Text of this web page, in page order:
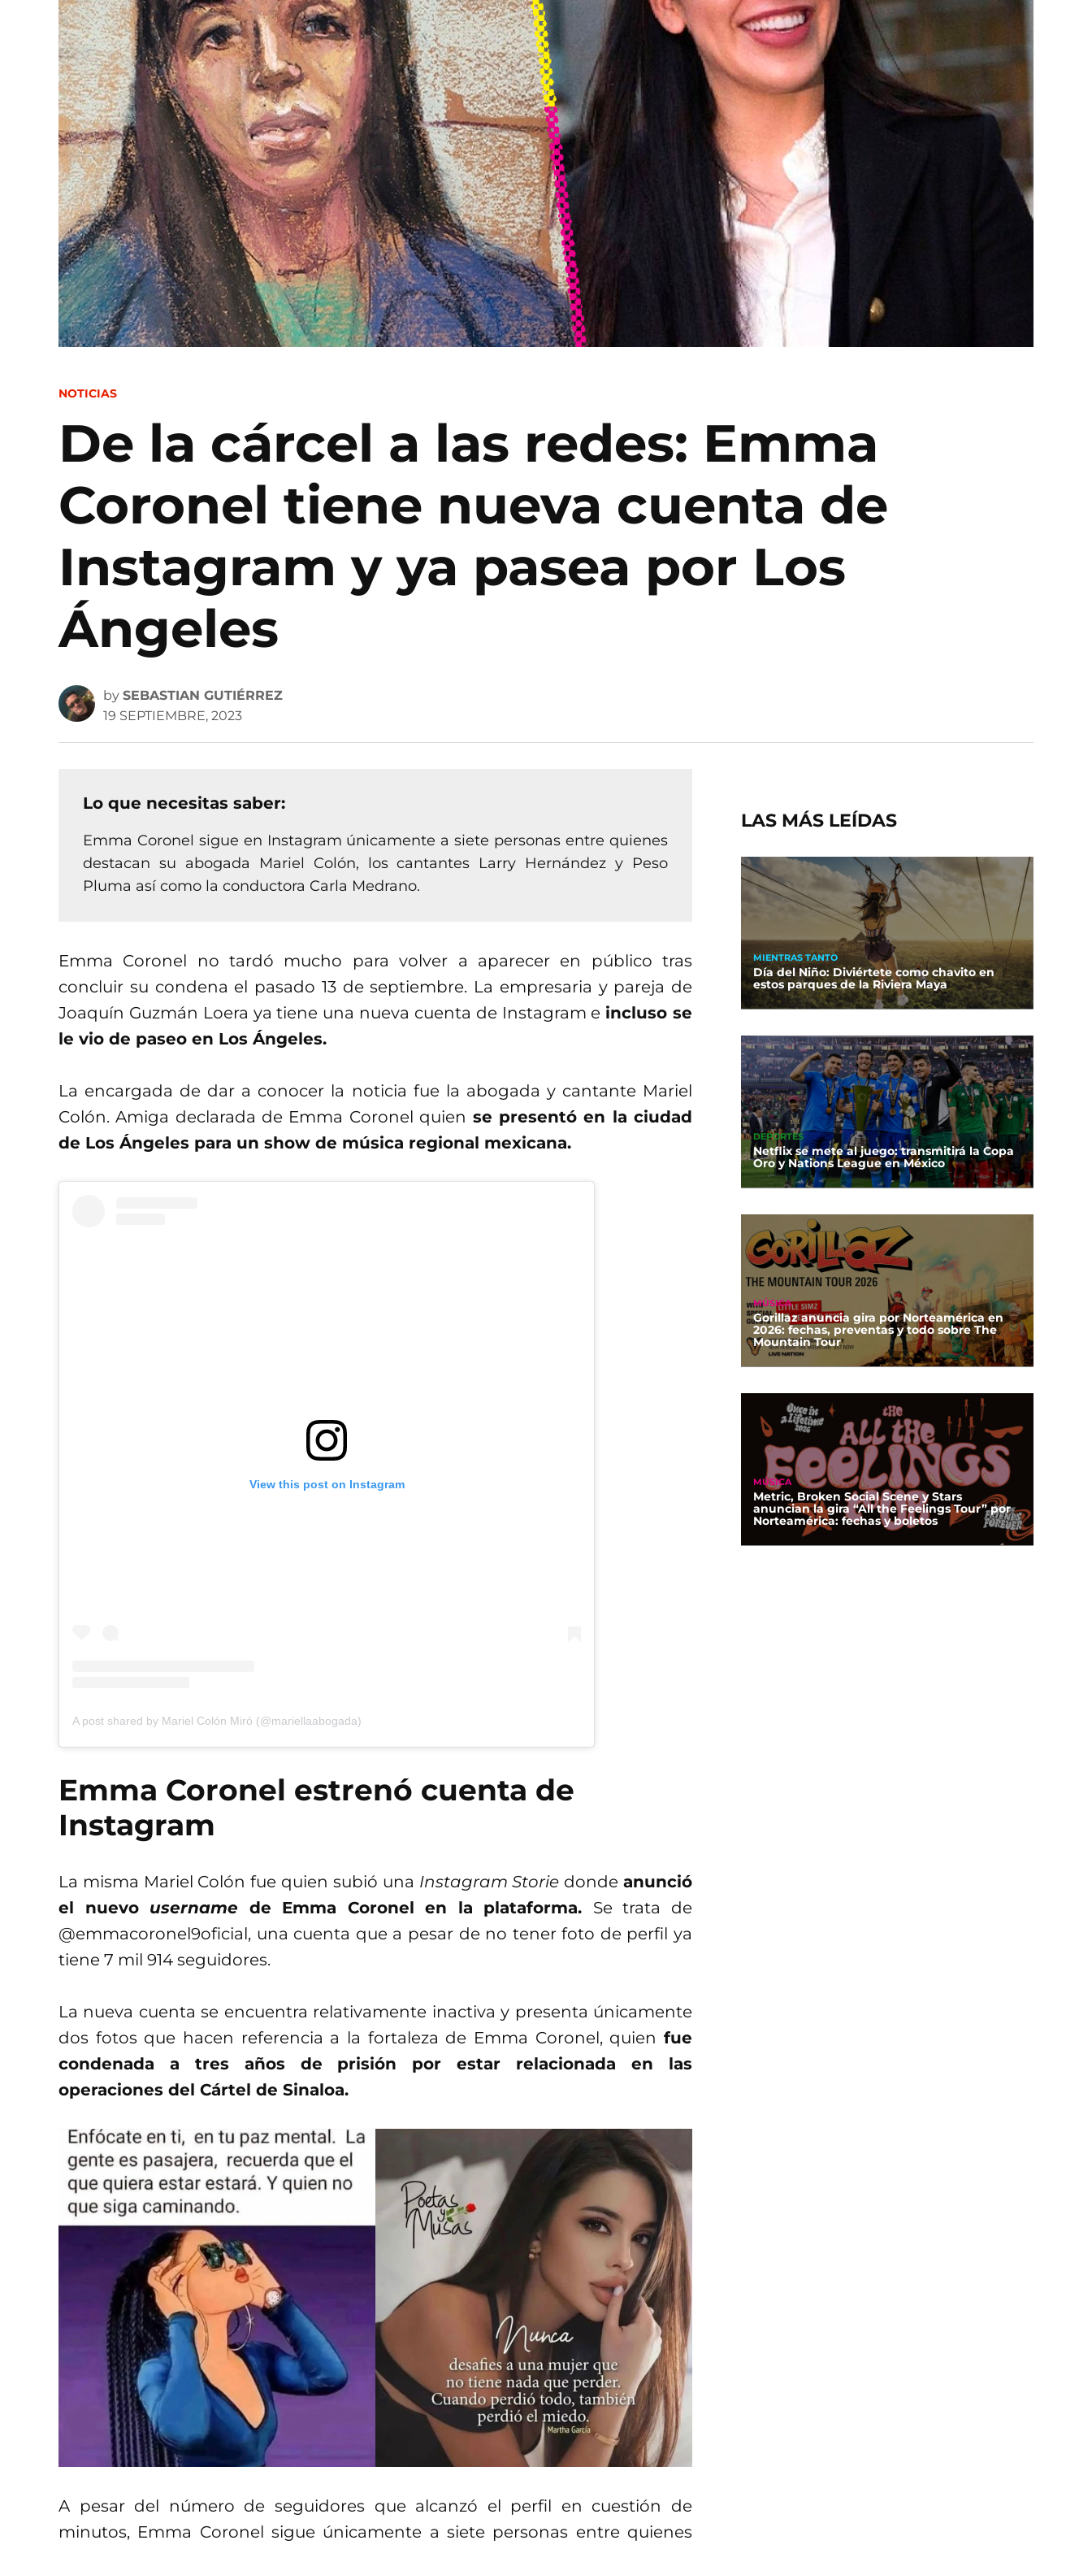
POSTED
NOTICIAS
De la cárcel a las redes: Emma
Coronel tiene nueva cuenta de
Instagram y ya pasea por Los
Ángeles
by SEBASTIAN GUTIÉRREZ
19 SEPTIEMBRE, 2023
Lo que necesitas saber:
Emma Coronel sigue en Instagram únicamente a siete personas entre quienes
destacan su abogada Mariel Colón, los cantantes Larry Hernández y Peso
Pluma así como la conductora Carla Medrano.
Emma Coronel no tardó mucho para volver a aparecer en público tras
concluir su condena el pasado 13 de septiembre. La empresaria y pareja de
Joaquín Guzmán Loera ya tiene una nueva cuenta de Instagram e incluso se
le vio de paseo en Los Ángeles.
La encargada de dar a conocer la noticia fue la abogada y cantante Mariel
Colón. Amiga declarada de Emma Coronel quien se presentó en la ciudad
de Los Ángeles para un show de música regional mexicana.
View this post on Instagram
A post shared by Mariel Colón Miró (@mariellaabogada)
Emma Coronel estrenó cuenta de
Instagram
La misma Mariel Colón fue quien subió una Instagram Storie dondeanunció
el nuevo username de Emma Coronel en la plataforma. Se trata de
@emmacoronel9oficial, una cuenta que a pesar de no tener foto de perfil ya
tiene 7 mil 914 seguidores.
La nueva cuenta se encuentra relativamente inactiva y presenta únicamente
dos fotos que hacen referencia a la fortaleza de Emma Coronel, quien fue
condenada a tres años de prisión por estar relacionada en las
operaciones del Cártel de Sinaloa.
A pesar del número de seguidores que alcanzó el perfil en cuestión de
minutos, Emma Coronel sigue únicamente a siete personas entre quienes
LAS MÁS LEÍDAS
MIENTRAS TANTO
Día del Niño: Diviértete como chavito en
estos parques de la Riviera Maya
DEPORTES
Netflix se mete al juego: transmitirá la Copa
Oro y Nations League en México
MÚSICA
Gorillaz anuncia gira por Norteamérica en
2026: fechas, preventas y todo sobre The
Mountain Tour
MÚSICA
Metric, Broken Social Scene y Stars
anuncian la gira “All the Feelings Tour” por
Norteamérica: fechas y boletos